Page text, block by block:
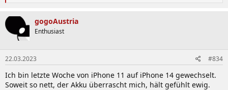
k
t
i
o
n
e
n
:
gogoAustria
Enthusiast
22.03.2023 #834
Ich bin letzte Woche von iPhone 11 auf iPhone 14 gewechselt.
Soweit so nett, der Akku überrascht mich, hält gefühlt ewig.